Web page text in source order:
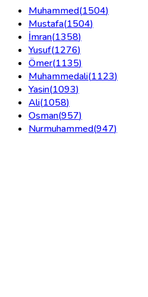
Muhammed(1504)
Mustafa(1504)
İmran(1358)
Yusuf(1276)
Ömer(1135)
Muhammedali(1123)
Yasin(1093)
Ali(1058)
Osman(957)
Nurmuhammed(947)